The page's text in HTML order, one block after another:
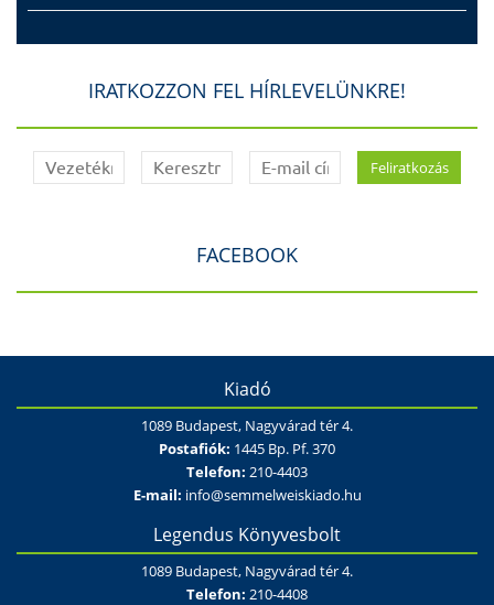
IRATKOZZON FEL HÍRLEVELÜNKRE!
FACEBOOK
Kiadó
1089 Budapest, Nagyvárad tér 4.
Postafiók: 1445 Bp. Pf. 370
Telefon: 210-4403
E-mail: info@semmelweiskiado.hu
Legendus Könyvesbolt
1089 Budapest, Nagyvárad tér 4.
Telefon: 210-4408